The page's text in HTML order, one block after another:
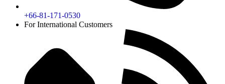
+66-81-171-0530
For International Customers